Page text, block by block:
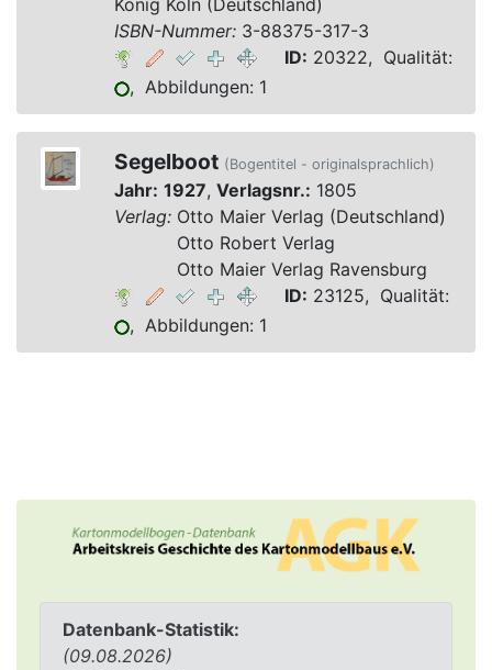
Datenbank-Statistik:
(09.08.2026)
König Köln (Deutschland)
ISBN-Nummer:3-88375-317-3
ID: 20322, Qualität:
, Abbildungen: 1
Segelboot (Bogentitel - originalsprachlich)
Jahr: 1927, Verlagsnr.: 1805
Verlag:Otto Maier Verlag (Deutschland)
Otto Robert Verlag
Otto Maier Verlag Ravensburg
ID: 23125, Qualität:
, Abbildungen: 1